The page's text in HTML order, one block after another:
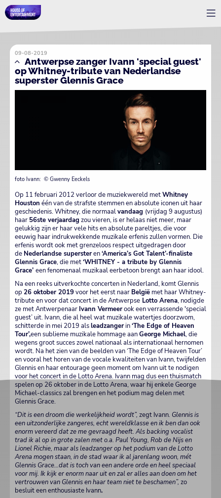
09-08-2019
Antwerpse zanger Ivann 'special guest'
op Whitney-tribute van Nederlandse
superster Glennis Grace
foto Ivann: © Gwenny Eeckels
Op 11 februari 2012 verloor de muziekwereld metWhitney
Houston één van de strafste stemmen en absolute iconen uit haar
geschiedenis. Whitney, die normaalvandaag (vrijdag 9 augustus)
haar 56ste verjaardag zou vieren, is er helaas niet meer, maar
gelukkig zijn er haar vele hits en absolute pareltjes, die voor
eeuwig haar indrukwekkende muzikale erfenis zullen vormen. Die
erfenis wordt ook met grenzeloos respect uitgedragen door
de Nederlandse supersteren‘America’s Got Talent’-finaliste
Glennis Grace, die met‘WHITNEY - a tribute by Glennis
Grace’ een fenomenaal muzikaal eerbetoon brengt aan haar idool.
Na een reeks uitverkochte concerten in Nederland, komt Glennis
op 26 oktober 2019voor het eerst naar België met haar Whitney-
tribute en voor dat concert in de Antwerpse Lotto Arena, nodigde
ze met Antwerpenaar Ivann Vermeerook een verrassende 'special
guest’ uit. Ivann, die al heel wat muzikale watertjes doorzwom,
schitterde in mei 2019 alsleadzangerin‘The Edge of Heaven
Tour’,een sublieme muzikale hommage aanGeorge Michael, die
wegens groot succes zowel nationaal als internationaal hernomen
wordt. Na het zien van de beelden van ‘The Edge of Heaven Tour’
en vooral het horen van de vocale kwaliteiten van Ivann, twijfelden
Glennis en haar entourage geen moment om Ivann uit te nodigen
voor het concert in de Lotto Arena. Ivann mag dus een thuismatch
spelen op 26 oktober in de Lotto Arena, waar hij enkele George
Michael-classics zal brengen en het podium mag delen met
Glennis Grace.
“Dit is een droom die werkelijkheid wordt”, zegt Ivann. Glennis is
een uitzonderlijke zangeres, echt wereldklasse en ik ben dan ook
enorm vereerd dat ze me gevraagd heeft. Als backing vocalist
trad ik al op in grote zalen met o.a. Paul Young, Rob de Nijs en
Lionel Richie, maar als leadzanger op het podium van de Lotto
Arena mogen staan, in de stad waar ik al jarenlang woon, mét
Glennis Grace…dat is toch van een andere orde en heel speciaal
voor mij. Ik kijk er enorm naar uit en zal er alles aan doen om het
vertrouwen van Glennis en haar team niet te beschamen”, zo
besluit een enthousiaste Ivann.